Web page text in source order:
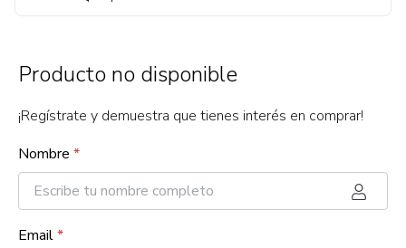
Producto no disponible
¡Regístrate y demuestra que tienes interés en comprar!
Nombre *
Email*